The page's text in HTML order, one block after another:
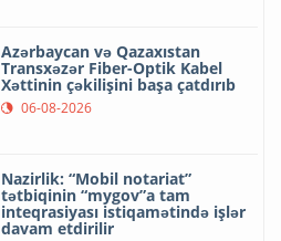
Azərbaycan və Qazaxıstan
Transxəzər Fiber-Optik Kabel
Xəttinin çəkilişini başa çatdırıb
06-08-2026
Nazirlik: “Mobil notariat”
tətbiqinin “mygov”a tam
inteqrasiyası istiqamətində işlər
davam etdirilir